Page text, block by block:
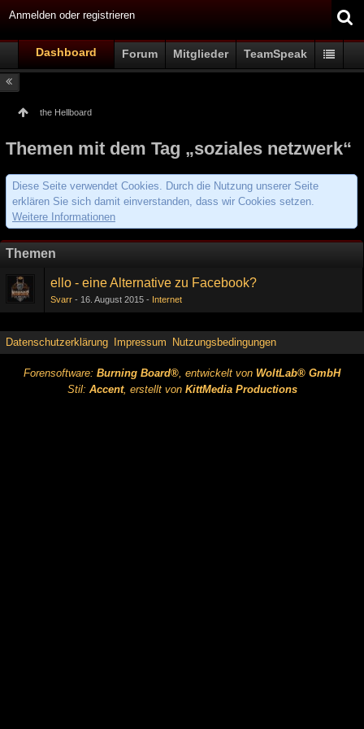
Anmelden oder registrieren
Dashboard Forum Mitglieder TeamSpeak
the Hellboard
Themen mit dem Tag „soziales netzwerk“
Diese Seite verwendet Cookies. Durch die Nutzung unserer Seite
erklären Sie sich damit einverstanden, dass wir Cookies setzen.
Weitere Informationen
Themen
ello - eine Alternative zu Facebook?
Svarr 16. August 2015 Internet
Datenschutzerklärung Impressum Nutzungsbedingungen
Forensoftware: Burning Board®, entwickelt von WoltLab® GmbH
Stil: Accent, erstellt von KittMedia Productions